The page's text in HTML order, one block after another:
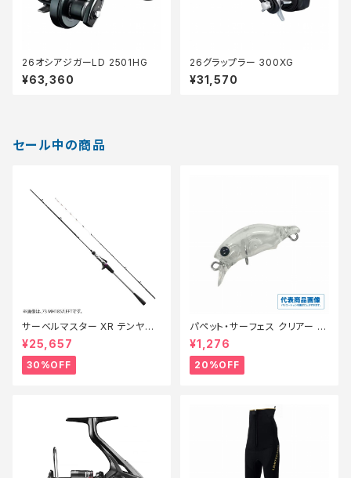
26オシアジガーLD 2501HG
¥63,360
26グラップラー 300XG
¥31,570
セール中の商品
サーベルマスター XR テンヤ
73MH 185R【特価ロッド】【30】
¥25,657
30%OFF
パペット・サーフェス クリアー 0
1【特価ルアー】【20】
¥1,276
20%OFF